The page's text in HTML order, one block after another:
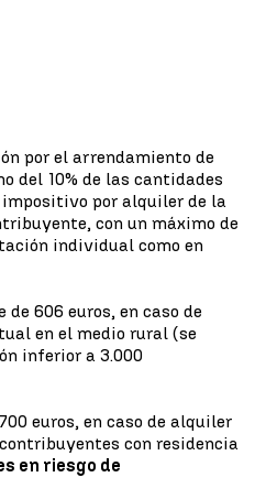
por el arrendamiento de
del 10% de las cantidades
por alquiler de la
con un máximo de
individual como en
606 euros, en caso de
en el medio rural (se
inferior a 3.000
euros, en caso de alquiler
con residencia
en riesgo de